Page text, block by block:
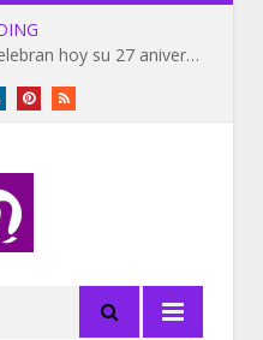
Barack y Michelle Obama celebran hoy su 27 aniversario de bodas
LinkedInPinterestRSS